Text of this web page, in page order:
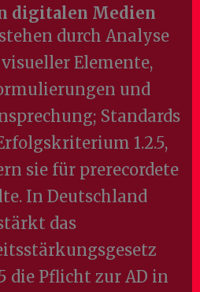
digitalen Medien
durch Analyse
Elemente,
und
Standards
1.2.5,
sie für prerecordete
In Deutschland
das
die Pflicht zur AD in